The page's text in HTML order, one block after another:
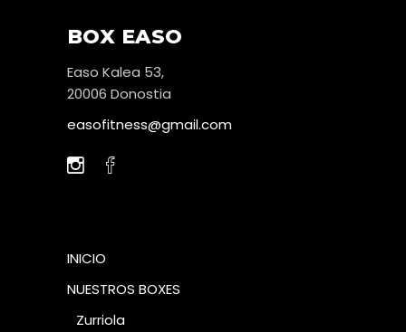
BOX EASO
Easo Kalea 53,
20006 Donostia
easofitness@gmail.com
INICIO
NUESTROS BOXES
Zurriola